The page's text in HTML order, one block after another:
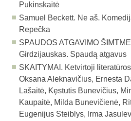
Pukinskaitė
Samuel Beckett. Ne aš.
Repečka
SPAUDOS ATGAVIMO
Girdzijauskas. Spaudą atgavus
SKAITYMAI. Ketvirtoji
Oksana Aleknavičius, Ernesta
Lašaitė, Kęstutis Bunevičius,
Kaupaitė, Milda Bunevičienė,
Eugenijus Steiblys, Irma